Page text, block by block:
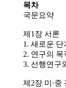
목차
국문요약
제1장 서론
1. 새로운 단
2. 연구의
3. 선행연구
제2장 미·중